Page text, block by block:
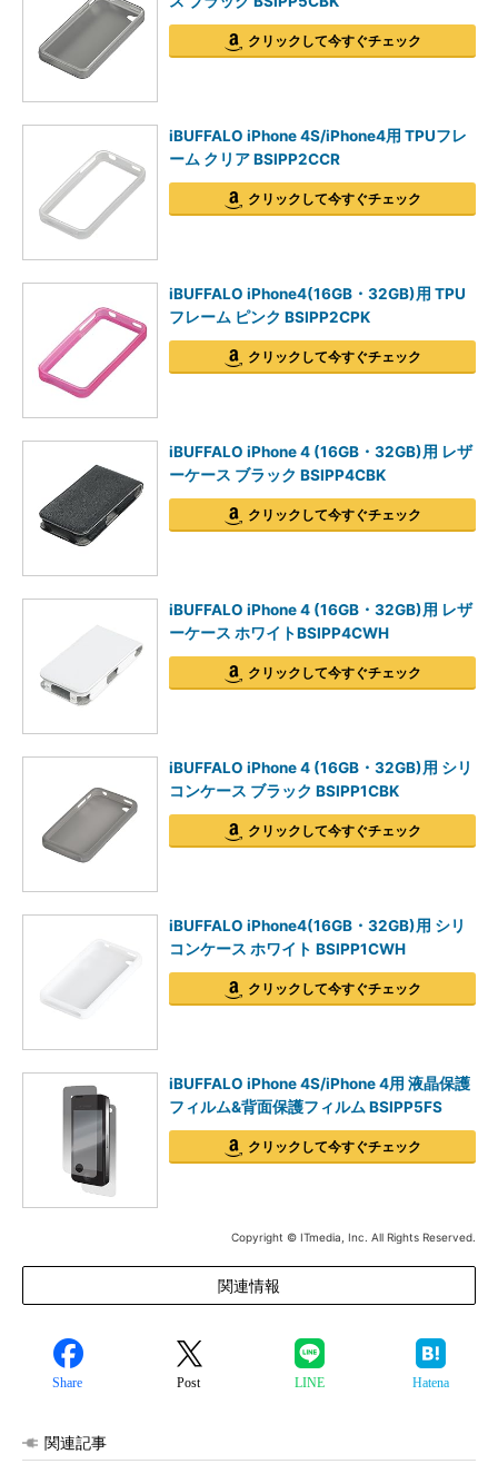
クリックして今すぐチェック
iBUFFALO iPhone 4S/iPhone4用 TPUフレ
ーム クリア BSIPP2CCR
クリックして今すぐチェック
iBUFFALO iPhone4(16GB・32GB)用 TPU
フレーム ピンク BSIPP2CPK
クリックして今すぐチェック
iBUFFALO iPhone 4 (16GB・32GB)用 レザ
ーケース ブラック BSIPP4CBK
クリックして今すぐチェック
iBUFFALO iPhone 4 (16GB・32GB)用 レザ
ーケース ホワイトBSIPP4CWH
クリックして今すぐチェック
iBUFFALO iPhone 4 (16GB・32GB)用 シリ
コンケース ブラック BSIPP1CBK
クリックして今すぐチェック
iBUFFALO iPhone4(16GB・32GB)用 シリ
コンケース ホワイト BSIPP1CWH
クリックして今すぐチェック
iBUFFALO iPhone 4S/iPhone 4用 液晶保護
フィルム&背面保護フィルム BSIPP5FS
クリックして今すぐチェック
Copyright © ITmedia, Inc. All Rights Reserved.
関連情報
Share Post LINE Hatena
関連記事